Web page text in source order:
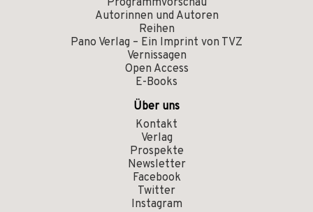
Programmvorschau
Autorinnen und Autoren
Reihen
Pano Verlag – Ein Imprint von TVZ
Vernissagen
Open Access
E-Books
Über uns
Kontakt
Verlag
Prospekte
Newsletter
Facebook
Twitter
Instagram